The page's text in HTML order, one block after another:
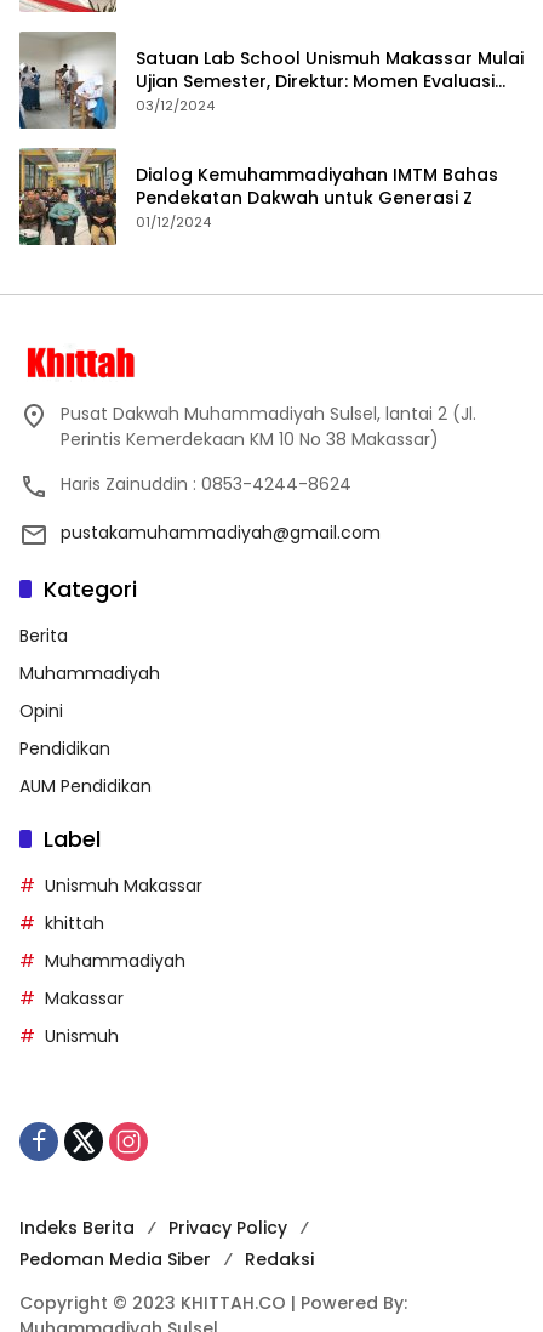
Satuan Lab School Unismuh Makassar Mulai
Ujian Semester, Direktur: Momen Evaluasi
Proses Pembelajaran
03/12/2024
Dialog Kemuhammadiyahan IMTM Bahas
Pendekatan Dakwah untuk Generasi Z
01/12/2024
Pusat Dakwah Muhammadiyah Sulsel, lantai 2 (Jl.
Perintis Kemerdekaan KM 10 No 38 Makassar)
Haris Zainuddin : 0853-4244-8624
pustakamuhammadiyah@gmail.com
Kategori
Berita
Muhammadiyah
Opini
Pendidikan
AUM Pendidikan
Label
Unismuh Makassar
khittah
Muhammadiyah
Makassar
Unismuh
Indeks Berita
Privacy Policy
Pedoman Media Siber
Redaksi
Copyright © 2023 KHITTAH.CO | Powered By: